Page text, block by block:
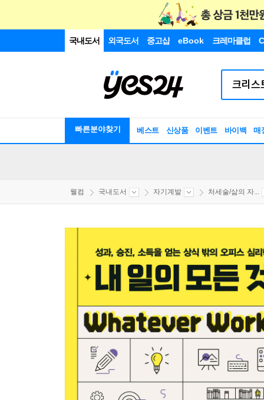
국내도서 외국도서 중고샵 eBook 크레마클럽
빠른분야찾기 베스트 신상품 이벤트 바이백 매
웰컴 국내도서 자기계발 처세술/삶의 자...